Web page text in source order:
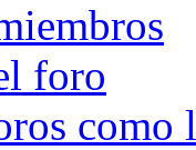
foro
como